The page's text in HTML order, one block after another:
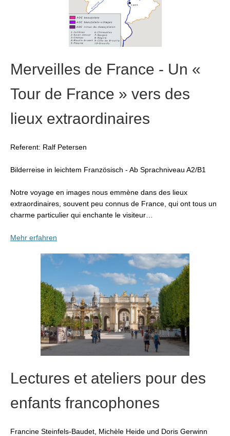
Merveilles de France - Un «
Tour de France » vers des
lieux extraordinaires
Referent: Ralf Petersen
Bilderreise in leichtem Französisch - Ab Sprachniveau A2/B1
Notre voyage en images nous emmène dans des lieux
extraordinaires, souvent peu connus de France, qui ont tous un
charme particulier qui enchante le visiteur…
Mehr erfahren
Lectures et ateliers pour des
enfants francophones
Francine Steinfels-Baudet, Michèle Heide und Doris Gerwinn